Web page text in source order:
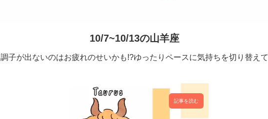
10/7~10/13の山羊座
調子が出ないのはお疲れのせいかも!?ゆったりペースに気持ちを切り替えて
記事を読む